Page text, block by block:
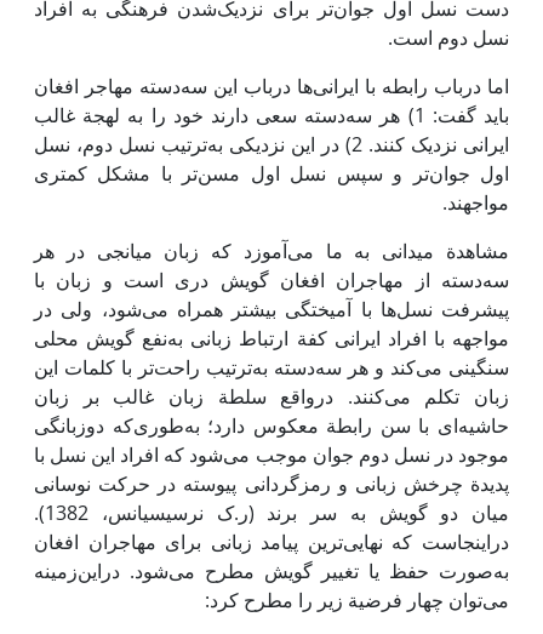
دست نسل اول جوان‌تر برای نزدیک‌شدن فرهنگی به افراد
نسل دوم است.
اما درباب رابطه با ایرانی‌ها درباب این سه‌دسته مهاجر افغان
باید گفت: 1) هر سه‌دسته سعی دارند خود را به لهجة غالب
ایرانی نزدیک کنند. 2) در این نزدیکی به‌ترتیب نسل دوم، نسل
اول جوان‌تر و سپس نسل اول مسن‌تر با مشکل کمتری
مواجهند.
مشاهدة میدانی به ما می‌آموزد که زبان میانجی در هر
سه‌دسته از مهاجران افغان گویش دری است و زبان با
پیشرفت نسل‌ها با آمیختگی بیشتر همراه می‌شود، ولی در
مواجهه با افراد ایرانی کفة ارتباط زبانی به‌نفع گویش محلی
سنگینی می‌کند و هر سه‌دسته به‌ترتیب راحت‌تر با کلمات این
زبان تکلم می‌کنند. درواقع سلطة زبان غالب بر زبان
حاشیه‌ای با سن رابطة معکوس دارد؛ به‌طوری‌که دوزبانگی
موجود در نسل دوم جوان موجب می‌شود که افراد این نسل با
پدیدة چرخش زبانی و رمزگردانی پیوسته در حرکت نوسانی
میان دو گویش به سر ‌برند (ر.ک نرسیسیانس، 1382).
دراینجاست که نهایی‌ترین پیامد زبانی برای مهاجران افغان
به‌صورت حفظ یا تغییر گویش مطرح می‌شود. دراین‌زمینه
می‌توان چهار فرضیة زیر را مطرح کرد: